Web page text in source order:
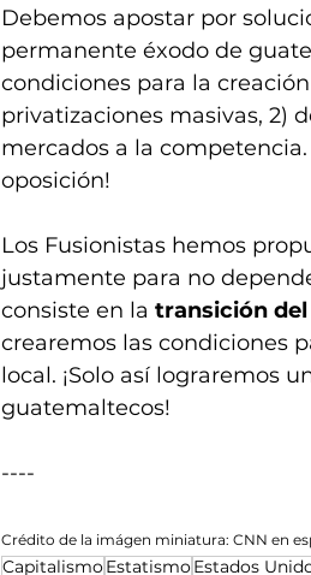
Debemos apostar por
permanente éxodo de
condiciones para la
privatizaciones masivas, 2)
mercados a la
oposición!
Los Fusionistas hemos
justamente para no
consiste en la transición
crearemos las condiciones
local. ¡Solo así lograremos
guatemaltecos!
----
Crédito de la imágen miniatura: CNN en
CapitalismoEstatismoEstados